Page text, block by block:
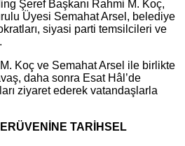
Şeref Başkanı Rahmi M. Koç,
Üyesi Semahat Arsel, belediye
siyasi parti temsilcileri ve
M. Koç ve Semahat Arsel ile birlikte
daha sonra Esat Hâl’de
ziyaret ederek vatandaşlarla
TARİHSEL